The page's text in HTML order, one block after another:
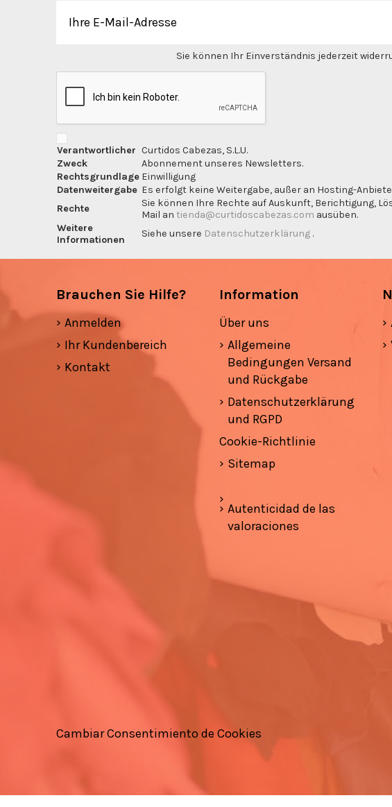
Sie können Ihr Einverständnis jederzeit
Verantwortlicher Curtidos Cabezas, S.L.U.
Zweck
Abonnement unseres Newsletters.
Rechtsgrundlage Einwilligung
Datenweitergabe Es erfolgt keine Weitergabe, außer an Hosting-
Rechte
Sie können Ihre Rechte auf Auskunft, Berichtigung,
Mail an tienda@curtidoscabezas.com ausüben.
Weitere
Informationen
Siehe unsere Datenschutzerklärung .
Brauchen Sie Hilfe?
Anmelden
Ihr Kundenbereich
Kontakt
Information
Über uns
Allgemeine
Bedingungen Versand
und Rückgabe
Datenschutzerklärung
und RGPD
Cookie-Richtlinie
Sitemap
Autenticidad de las
valoraciones
Cambiar Consentimiento de Cookies